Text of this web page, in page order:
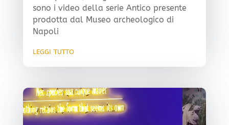
sono i video della serie Antico presente
prodotta dal Museo archeologico di
Napoli
leggi tutto